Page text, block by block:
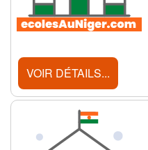
VOIR DÉTAILS...